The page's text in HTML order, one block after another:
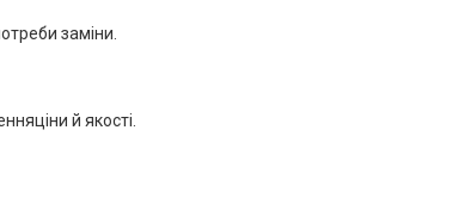
заміни.
й якості.